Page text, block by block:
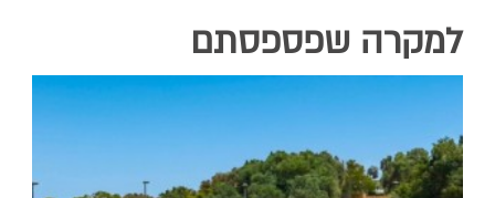
למקרה שפספסתם